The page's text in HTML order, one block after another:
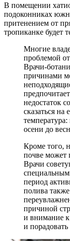
В помещении
подоконниках
притенением от
тропиканке будет
Многие
проблемой
Врачи-
причинами
недостаток
сказаться
осени до
Кроме того,
почве может
Врачи
период
полива
причиной
и внимание к
и